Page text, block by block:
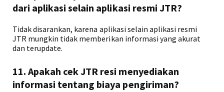
dari aplikasi selain aplikasi resmi JTR?
Tidak disarankan, karena aplikasi selain aplikasi resmi
JTR mungkin tidak memberikan informasi yang akurat
dan terupdate.
11. Apakah cek JTR resi menyediakan
informasi tentang biaya pengiriman?